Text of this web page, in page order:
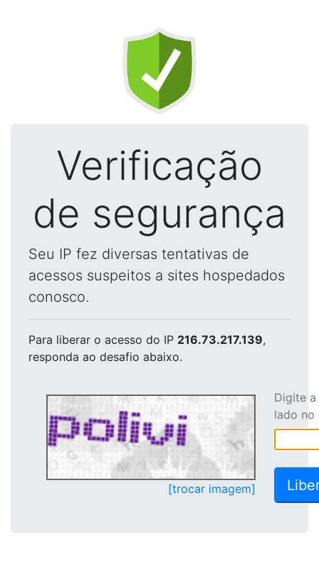
Verificação
de segurança
Seu IP fez diversas tentativas de
acessos suspeitos a sites hospedados
conosco.
Para liberar o acesso do IP 216.73.217.139,
responda ao desafio abaixo.
[trocar imagem]
Digite
lado no